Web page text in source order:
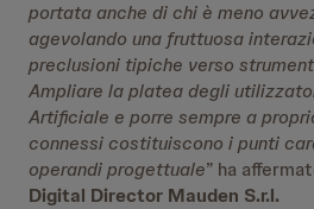
portata anche di chi è meno
agevolando una fruttuosa
preclusioni tipiche verso
Ampliare la platea degli
Artificiale e porre sempre a
connessi costituiscono i punti
operandi progettuale” ha
Digital Director Mauden S.r.l.